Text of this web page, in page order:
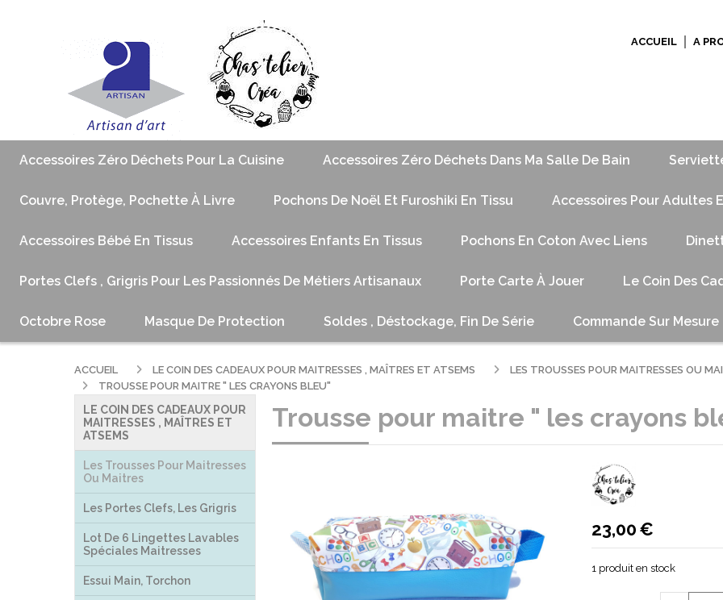
ACCUEIL A
Accessoires Zéro Déchets Pour La Cuisine Accessoires Zéro Déchets Dans Ma Salle De Bain
Couvre, Protège, Pochette À Livre Pochons De Noël Et Furoshiki En Tissu Accessoires Pour Adultes
Accessoires Bébé En Tissus Accessoires Enfants En Tissus Pochons En Coton Avec Liens
Portes Clefs , Grigris Pour Les Passionnés De Métiers Artisanaux Porte Carte À Jouer Le Coin Des
Octobre Rose Masque De Protection Soldes , Déstockage, Fin De Série Commande Sur Mesure
LE COIN DES CADEAUX POUR
MAITRESSES , MAÎTRES ET
ATSEMS
Les Trousses Pour Maitresses
Ou Maitres
Les Portes Clefs, Les Grigris
Lot De 6 Lingettes Lavables
Spéciales Maitresses
Essui Main, Torchon
ACCUEIL LE COIN DES CADEAUX POUR MAITRESSES , MAÎTRES ET ATSEMS
LES TROUSSES POUR MAITRESSES OU
TROUSSE POUR MAITRE " LES CRAYONS BLEU"
Trousse pour maitre " les crayons
23,00€
1 produit en stock